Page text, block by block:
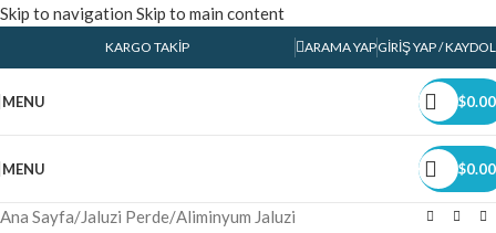
Skip to navigation Skip to main content
KARGO TAKIP ARAMA YAPGIRIŞ YAP / KAYDOL
MENU $0.00
MENU $0.00
Ana Sayfa/Jaluzi Perde/Aliminyum Jaluzi